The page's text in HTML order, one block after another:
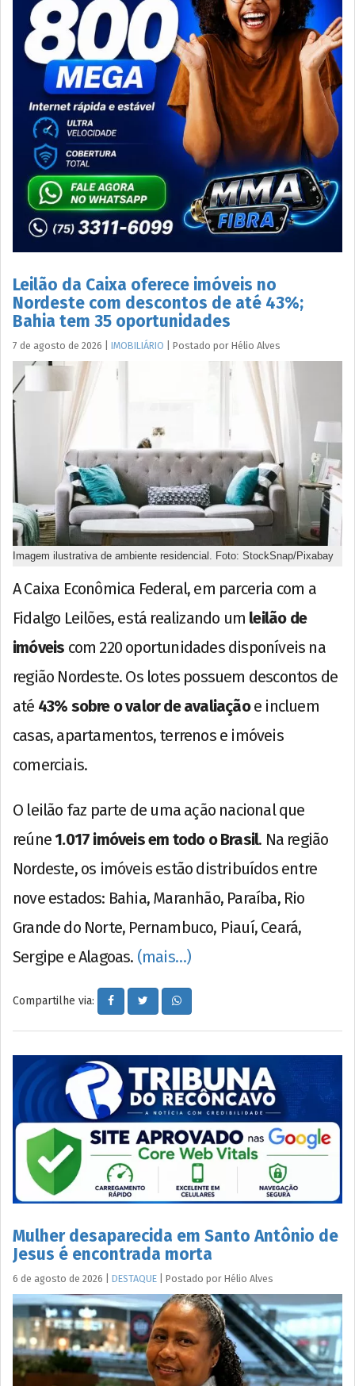
Leilão da Caixa oferece imóveis no
Nordeste com descontos de até 43%;
Bahia tem 35 oportunidades
7 de agosto de 2026 IMOBILIÁRIO Postado por Hélio Alves
Imagem ilustrativa de ambiente residencial. Foto: StockSnap/Pixabay
A Caixa Econômica Federal, em parceria com a
Fidalgo Leilões, está realizando um leilão de
imóveis com 220 oportunidades disponíveis na
região Nordeste. Os lotes possuem descontos de
até 43% sobre o valor de avaliaçãoe incluem
casas, apartamentos, terrenos e imóveis
comerciais.
O leilão faz parte de uma ação nacional que
reúne 1.017 imóveis em todo o Brasil. Na região
Nordeste, os imóveis estão distribuídos entre
nove estados: Bahia, Maranhão, Paraíba, Rio
Grande do Norte, Pernambuco, Piauí, Ceará,
Sergipe e Alagoas. (mais…)
Compartilhe via:
Mulher desaparecida em Santo Antônio de
Jesus é encontrada morta
6 de agosto de 2026 DESTAQUE Postado por Hélio Alves